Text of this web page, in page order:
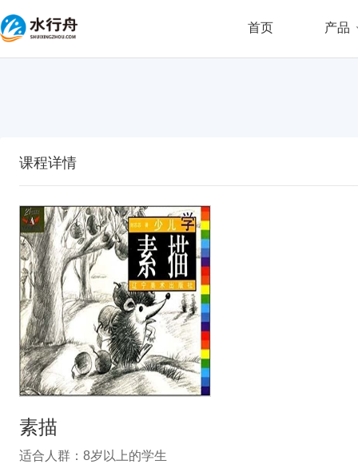
首页 产品
课程详情
素描
适合人群：8岁以上的学生